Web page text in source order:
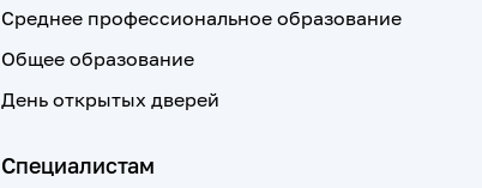
Среднее профессиональное образование
Общее образование
День открытых дверей
Специалистам